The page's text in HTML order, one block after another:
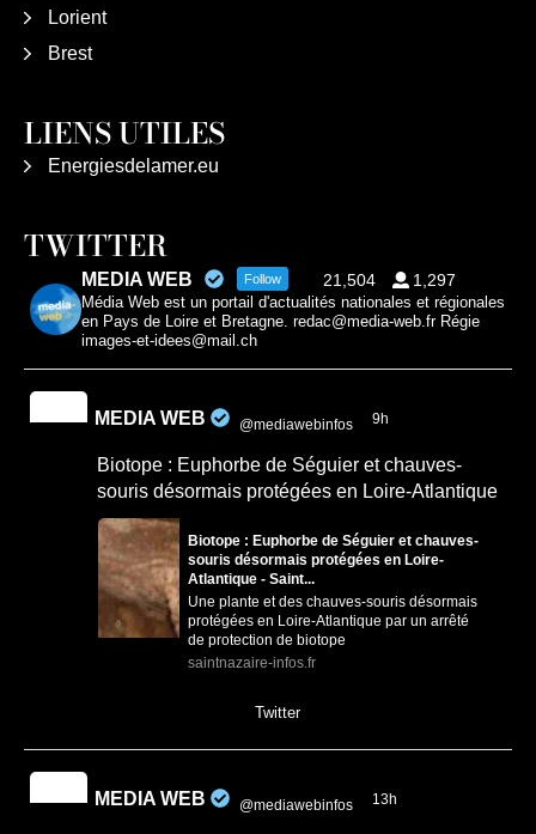
Lorient
Brest
LIENS UTILES
Energiesdelamer.eu
TWITTER
MEDIA WEB Follow 21,504 1,297
Média Web est un portail d'actualités nationales et régionales
en Pays de Loire et Bretagne. redac@media-web.fr Régie
images-et-idees@mail.ch
MEDIA WEB @mediawebinfos 9h
Biotope : Euphorbe de Séguier et chauves-
souris désormais protégées en Loire-Atlantique
Biotope : Euphorbe de Séguier et chauves-
souris désormais protégées en Loire-
Atlantique - Saint...
Une plante et des chauves-souris désormais
protégées en Loire-Atlantique par un arrêté
de protection de biotope
saintnazaire-infos.fr
Twitter
MEDIA WEB @mediawebinfos 13h